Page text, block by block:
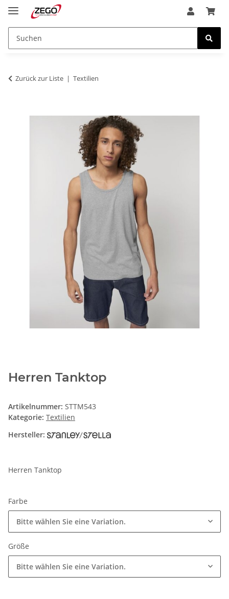
Zurück zur Liste Textilien
Herren Tanktop
Artikelnummer: STTM543
Kategorie: Textilien
Hersteller:
Herren Tanktop
Farbe
Bitte wählen Sie eine Variation.
Größe
Bitte wählen Sie eine Variation.